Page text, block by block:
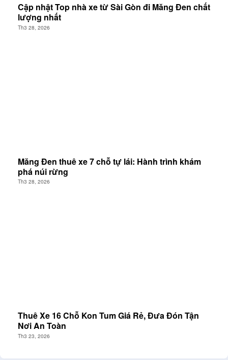
Cập nhật Top nhà xe từ Sài Gòn đi Măng Đen chất
lượng nhất
Th3 28, 2026
Măng Đen thuê xe 7 chỗ tự lái: Hành trình khám
phá núi rừng
Th3 28, 2026
Thuê Xe 16 Chỗ Kon Tum Giá Rẻ, Đưa Đón Tận
Nơi An Toàn
Th3 23, 2026